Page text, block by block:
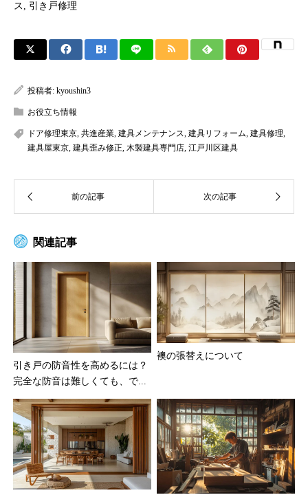
ス, 引き戸修理
投稿者: kyoushin3
お役立ち情報
ドア修理東京, 共進産業, 建具メンテナンス, 建具リフォーム, 建具修理,
建具屋東京, 建具歪み修正, 木製建具専門店, 江戸川区建具
関連記事
引き戸の防音性を高めるには？
完全な防音は難しくても、で...
襖の張替えについて